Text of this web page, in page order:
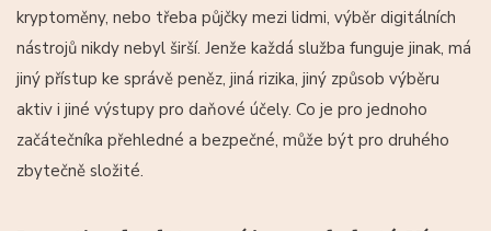
kryptoměny, nebo třeba půjčky mezi lidmi, výběr digitálních
nástrojů nikdy nebyl širší. Jenže každá služba funguje jinak, má
jiný přístup ke správě peněz, jiná rizika, jiný způsob výběru
aktiv i jiné výstupy pro daňové účely. Co je pro jednoho
začátečníka přehledné a bezpečné, může být pro druhého
zbytečně složité.